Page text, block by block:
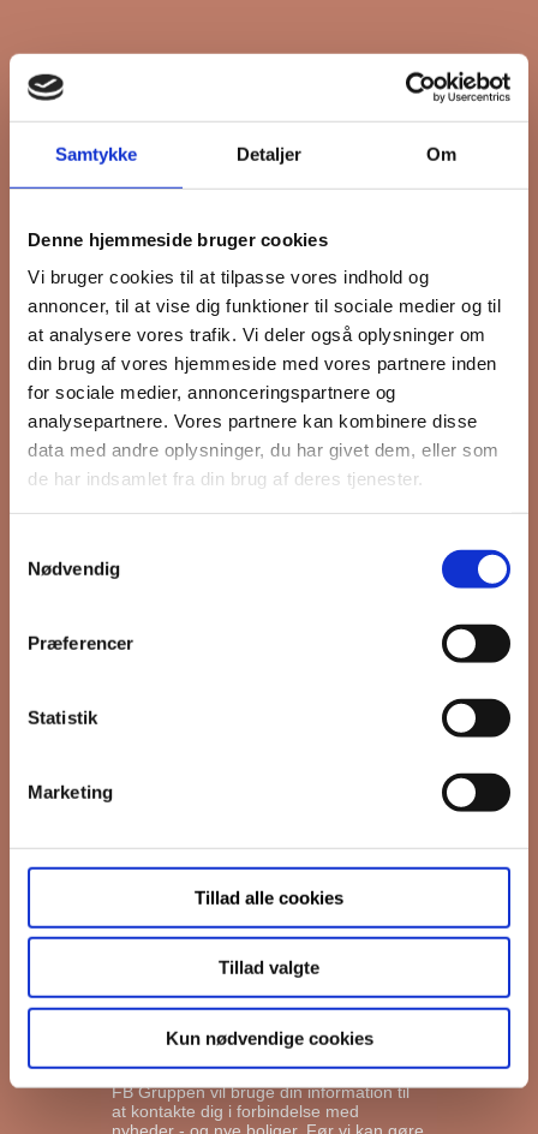
Samtykke Detaljer Om
Denne hjemmeside bruger cookies
Vi bruger cookies til at tilpasse vores indhold og
annoncer, til at vise dig funktioner til sociale medier og til
at analysere vores trafik. Vi deler også oplysninger om
din brug af vores hjemmeside med vores partnere inden
for sociale medier, annonceringspartnere og
analysepartnere. Vores partnere kan kombinere disse
data med andre oplysninger, du har givet dem, eller som
de har indsamlet fra din brug af deres tjenester.
Nødvendig
Præferencer
Statistik
Marketing
Tillad alle cookies
Tillad valgte
Kun nødvendige cookies
Tilmeld dig FB
Gruppens
nyhedsbrev
Hold dig opdateret på hvad der sker
på Grønttorvet. I vores nyhedsbrev
sender vi blandt andet invitation til
VIP Åbent Hus, når vi sætter nye
boliger til salg, så du kan komme
Fornavn
Email
FB Gruppen vil bruge din information til
at kontakte dig i forbindelse med